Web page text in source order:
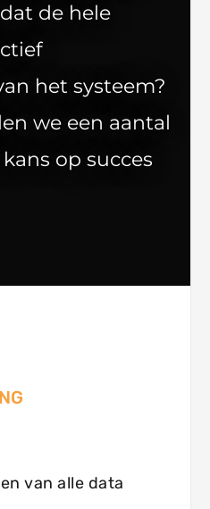
de hele
het systeem?
we een aantal
op succes
van alle data